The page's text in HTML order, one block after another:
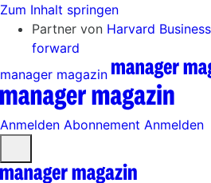
Zum Inhalt springen
Partner von Harvard
forward
manager magazin
Anmelden Abonnement Anmelden
öffnen